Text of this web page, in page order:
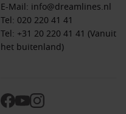
E-Mail: info@dreamlines.nl
Tel: 020 220 41 41
Tel: +31 20 220 41 41 (Vanuit
het buitenland)